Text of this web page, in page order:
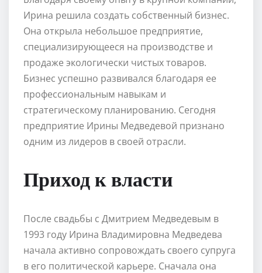
Ирина решила создать собственный бизнес.
Она открыла небольшое предприятие,
специализирующееся на производстве и
продаже экологически чистых товаров.
Бизнес успешно развивался благодаря ее
профессиональным навыкам и
стратегическому планированию. Сегодня
предприятие Ирины Медведевой признано
одним из лидеров в своей отрасли.
Приход к власти
После свадьбы с Дмитрием Медведевым в
1993 году Ирина Владимировна Медведева
начала активно сопровождать своего супруга
в его политической карьере. Сначала она